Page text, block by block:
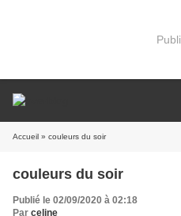
Accueil » couleurs du soir
couleurs du soir
Publié le 02/09/2020 à 02:18
Par celine